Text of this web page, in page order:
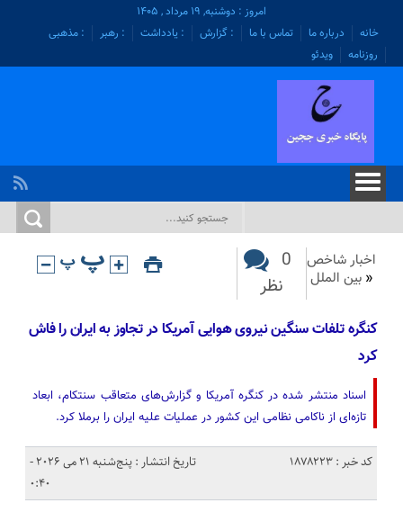
امروز : دوشنبه, ۱۹ مرداد , ۱۴۰۵
خانه
درباره ما تماس با ما : گزارش : یادداشت : رهبر
: مذهبی
روزنامه
ویدئو
اخبار شاخص
« بین الملل
0
نظر
کنگره تلفات سنگین نیروی هوایی آمریکا در تجاوز به ایران را فاش
کرد
اسناد منتشر شده در کنگره آمریکا و گزارش‌های متعاقب سنتکام، ابعاد
تازه‌ای از ناکامی نظامی این کشور در عملیات علیه ایران را برملا کرد.
کد خبر : 1878223
تاریخ انتشار : پنج‌شنبه 21 می 2026 -
0:40